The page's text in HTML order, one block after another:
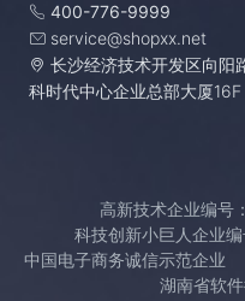
400-776-9999
service@shopxx.net
长沙经济技术开发区向阳
科时代中心企业总部大厦16F
高新技术企业编号
科技创新小巨人企业
中国电子商务诚信示范企业
湖南省软